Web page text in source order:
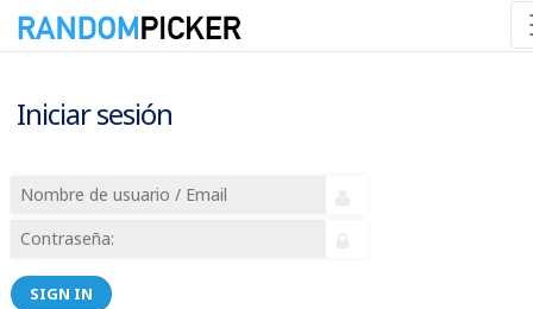
Iniciar sesión
SIGN IN